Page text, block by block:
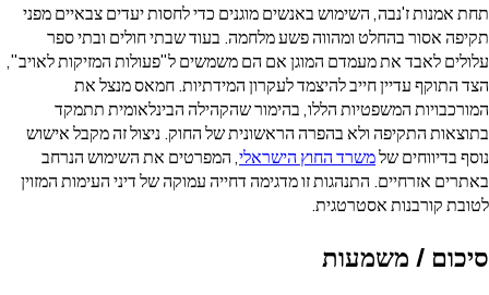
תחת אמנות ז'נבה, השימוש באנשים מוגנים כדי לחסות יעדים צבאיים מפני
תקיפה אסור בהחלט ומהווה פשע מלחמה. בעוד שבתי חולים ובתי ספר
עלולים לאבד את מעמדם המוגן אם הם משמשים ל"פעולות המזיקות לאויב",
הצד התוקף עדיין חייב להיצמד לעקרון המידתיות. חמאס מנצל את
המורכבויות המשפטיות הללו, בהימור שהקהילה הבינלאומית תתמקד
בתוצאות התקיפה ולא בהפרה הראשונית של החוק. ניצול זה מקבל אישוש
נוסף בדיווחים שלמשרד החוץ הישראלי, המפרטים את השימוש הנרחב
באתרים אזרחיים. התנהגות זו מדגימה דחייה עמוקה של דיני העימות המזוין
לטובת קורבנות אסטרטגית.
סיכום / משמעות